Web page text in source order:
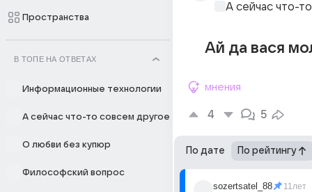
Пространства
В ТОПЕ НА ОТВЕТАХ
Информационные технологии
А сейчас что-то совсем другое
О любви без купюр
Философский вопрос
А сейчас что-
Ай да вася
мнения
4 5
По дате По рейтингу
sozertsatel_88 11лет